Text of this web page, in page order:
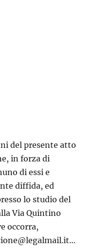
del presente atto
in forza di
di essi e
diffida, ed
lo studio del
Via Quintino
occorra,